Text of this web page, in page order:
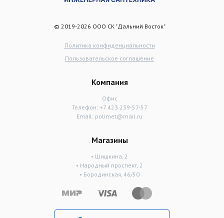
© 2019-2026 ООО СК "Дальний Восток"
Политика конфиденциальности
Пользовательское соглашение
Компания
Офис
Телефон: +7 423 239-57-57
Email: polimet@mail.ru
Магазины
• Шишкина, 2
• Народный проспект, 2
• Бородинская, 46/50